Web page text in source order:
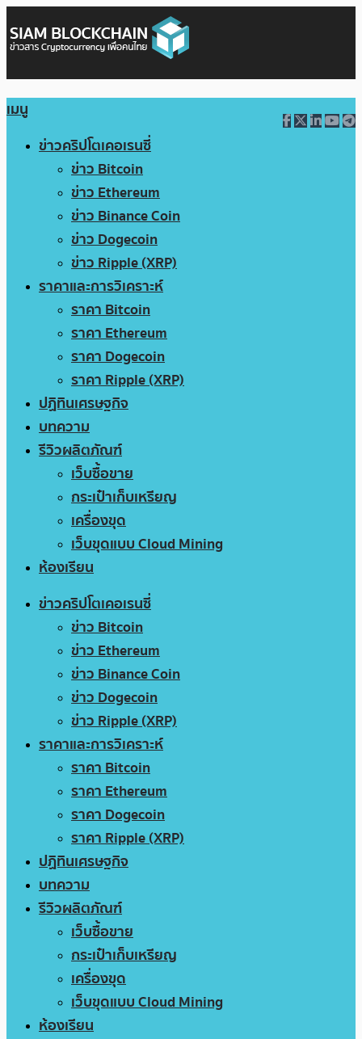
เมนู
ข่าวคริปโตเคอเรนซี่
ข่าว Bitcoin
ข่าว Ethereum
ข่าว Binance Coin
ข่าว Dogecoin
ข่าว Ripple (XRP)
ราคาและการวิเคราะห์
ราคา Bitcoin
ราคา Ethereum
ราคา Dogecoin
ราคา Ripple (XRP)
ปฏิทินเศรษฐกิจ
บทความ
รีวิวผลิตภัณฑ์
เว็บซื้อขาย
กระเป๋าเก็บเหรียญ
เครื่องขุด
เว็บขุดแบบ Cloud Mining
ห้องเรียน
ข่าวคริปโตเคอเรนซี่
ข่าว Bitcoin
ข่าว Ethereum
ข่าว Binance Coin
ข่าว Dogecoin
ข่าว Ripple (XRP)
ราคาและการวิเคราะห์
ราคา Bitcoin
ราคา Ethereum
ราคา Dogecoin
ราคา Ripple (XRP)
ปฏิทินเศรษฐกิจ
บทความ
รีวิวผลิตภัณฑ์
เว็บซื้อขาย
กระเป๋าเก็บเหรียญ
เครื่องขุด
เว็บขุดแบบ Cloud Mining
ห้องเรียน